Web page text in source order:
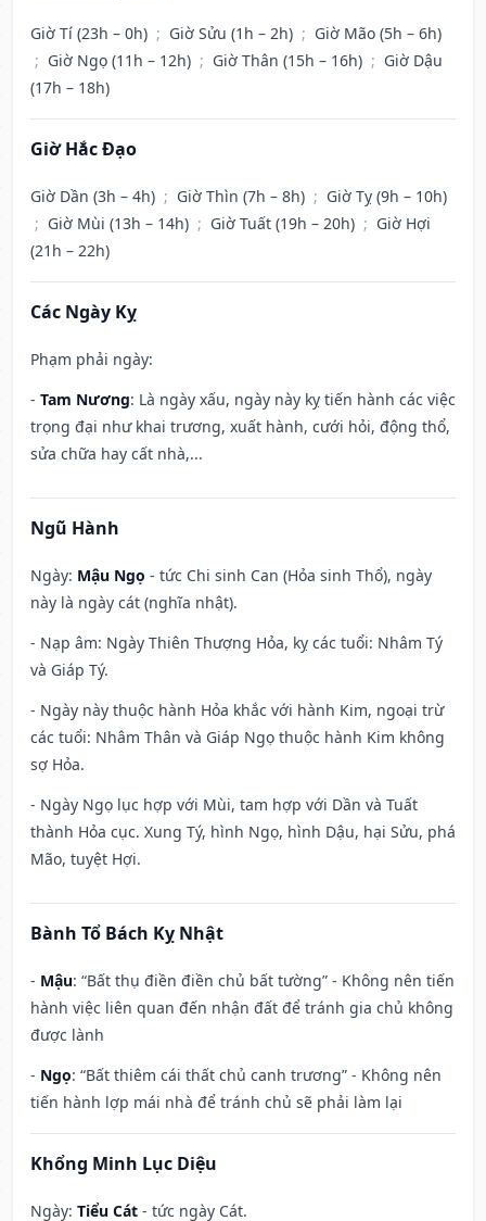
Giờ Tí (23h – 0h) ; Giờ Sửu (1h – 2h) ; Giờ Mão (5h – 6h)
; Giờ Ngọ (11h – 12h) ; Giờ Thân (15h – 16h) ; Giờ Dậu
(17h – 18h)
Giờ Hắc Đạo
Giờ Dần (3h – 4h) ; Giờ Thìn (7h – 8h) ; Giờ Tỵ (9h – 10h)
; Giờ Mùi (13h – 14h) ; Giờ Tuất (19h – 20h) ; Giờ Hợi
(21h – 22h)
Các Ngày Kỵ
Phạm phải ngày:
- Tam Nương: Là ngày xấu, ngày này kỵ tiến hành các việc
trọng đại như khai trương, xuất hành, cưới hỏi, động thổ,
sửa chữa hay cất nhà,...
Ngũ Hành
Ngày: Mậu Ngọ - tức Chi sinh Can (Hỏa sinh Thổ), ngày
này là ngày cát (nghĩa nhật).
- Nạp âm: Ngày Thiên Thượng Hỏa, kỵ các tuổi: Nhâm Tý
và Giáp Tý.
- Ngày này thuộc hành Hỏa khắc với hành Kim, ngoại trừ
các tuổi: Nhâm Thân và Giáp Ngọ thuộc hành Kim không
sợ Hỏa.
- Ngày Ngọ lục hợp với Mùi, tam hợp với Dần và Tuất
thành Hỏa cục. Xung Tý, hình Ngọ, hình Dậu, hại Sửu, phá
Mão, tuyệt Hợi.
Bành Tổ Bách Kỵ Nhật
- Mậu: “Bất thụ điền điền chủ bất tường” - Không nên tiến
hành việc liên quan đến nhận đất để tránh gia chủ không
được lành
- Ngọ: “Bất thiêm cái thất chủ canh trương” - Không nên
tiến hành lợp mái nhà để tránh chủ sẽ phải làm lại
Khổng Minh Lục Diệu
Ngày: Tiểu Cát - tức ngày Cát.